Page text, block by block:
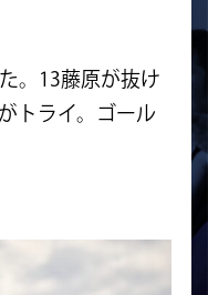
。13藤原が抜け
トライ。ゴール